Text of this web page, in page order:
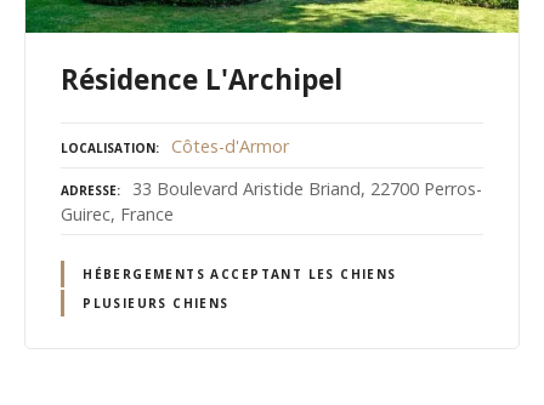
Résidence L'Archipel
LOCALISATION Côtes-d'Armor
ADRESSE
33 Boulevard Aristide Briand, 22700 Perros-
Guirec, France
HÉBERGEMENTS ACCEPTANT LES CHIENS
PLUSIEURS CHIENS